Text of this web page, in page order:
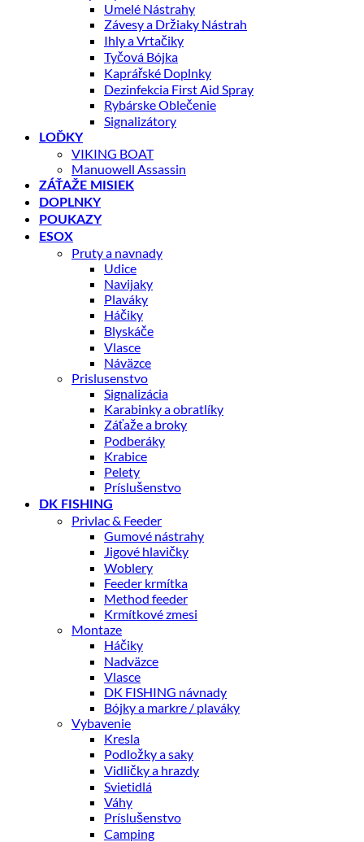
Umelé Nástrahy
Závesy a Držiaky Nástrah
Ihly a Vrtačiky
Tyčová Bójka
Kaprářské Doplnky
Dezinfekcia First Aid Spray
Rybárske Oblečenie
Signalizátory
LOĎKY
VIKING BOAT
Manuowell Assassin
ZÁŤAŽE MISIEK
DOPLNKY
POUKAZY
ESOX
Pruty a navnady
Udice
Navijaky
Plaváky
Háčiky
Blyskáče
Vlasce
Náväzce
Prislusenstvo
Signalizácia
Karabinky a obratlíky
Záťaže a broky
Podberáky
Krabice
Pelety
Príslušenstvo
DK FISHING
Privlac & Feeder
Gumové nástrahy
Jigové hlavičky
Woblery
Feeder krmítka
Method feeder
Krmítkové zmesi
Montaze
Háčiky
Nadväzce
Vlasce
DK FISHING návnady
Bójky a markre / plaváky
Vybavenie
Kresla
Podložky a saky
Vidličky a hrazdy
Svietidlá
Váhy
Príslušenstvo
Camping